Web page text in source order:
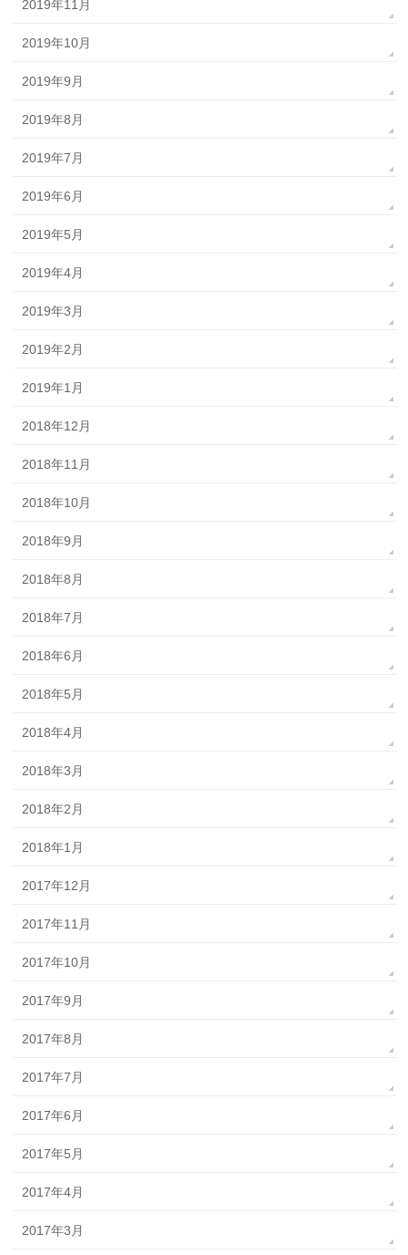
2019年11月
2019年10月
2019年9月
2019年8月
2019年7月
2019年6月
2019年5月
2019年4月
2019年3月
2019年2月
2019年1月
2018年12月
2018年11月
2018年10月
2018年9月
2018年8月
2018年7月
2018年6月
2018年5月
2018年4月
2018年3月
2018年2月
2018年1月
2017年12月
2017年11月
2017年10月
2017年9月
2017年8月
2017年7月
2017年6月
2017年5月
2017年4月
2017年3月